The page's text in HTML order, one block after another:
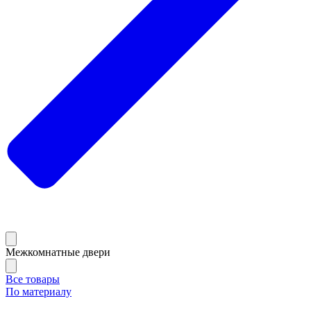
Межкомнатные двери
Все товары
По материалу